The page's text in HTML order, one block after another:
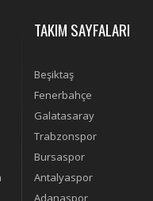
TAKIM SAYFALARI
Beşiktaş
Fenerbahçe
Galatasaray
Trabzonspor
Bursaspor
Antalyaspor
Adanaspor